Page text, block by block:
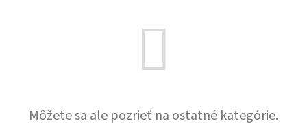
Môžete sa ale pozrieť na ostatné kategórie.